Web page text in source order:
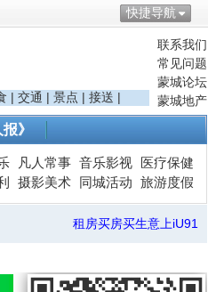
快捷导航
联系我们
常见问题
蒙城论坛
蒙城地产
| 交通 | 景点 | 接送 |
》
凡人常事 音乐影视
医疗保健
摄影美术 同城活动 旅游度假
租房买房买生意上iU91